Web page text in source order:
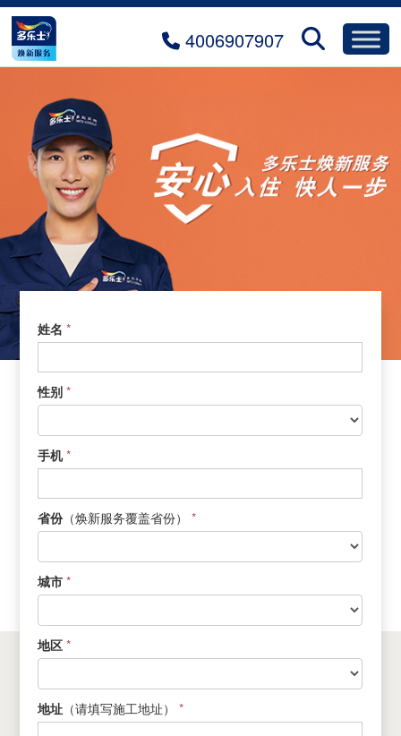
4006907907
1.0.
预
约
焕
新
姓名*
性别*
手机*
省份（焕新服务覆盖省份） *
城市*
地区*
地址 （请填写施工地址） *